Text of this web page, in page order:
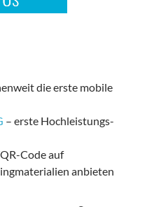
die erste mobile
– erste Hochleistungs-
Code auf
anbieten